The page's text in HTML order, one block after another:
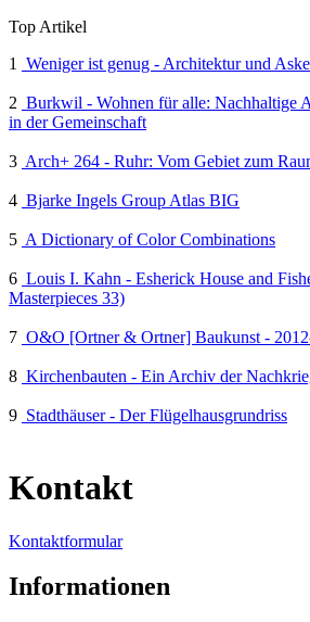
Top Artikel
1
Weniger ist genug - Architektur und
2 Burkwil - Wohnen für alle: Nachhaltige
in der Gemeinschaft
3 Arch+ 264 - Ruhr: Vom Gebiet zum
4 Bjarke Ingels Group Atlas BIG
5 A Dictionary of Color Combinations
6 Louis I. Kahn - Esherick House and
Masterpieces 33)
7 O&O [Ortner & Ortner] Baukunst -
8 Kirchenbauten - Ein Archiv der
9 Stadthäuser - Der Flügelhausgrundriss
Kontakt
Kontaktformular
Informationen